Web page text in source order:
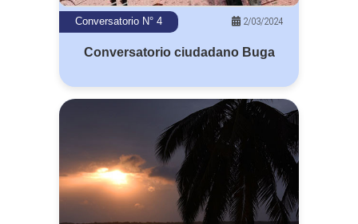
Conversatorio N° 4 2/03/2024
Conversatorio ciudadano Buga